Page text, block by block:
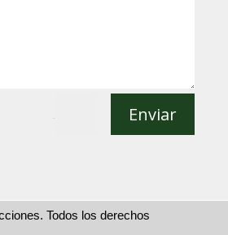
Enviar
Todos los derechos